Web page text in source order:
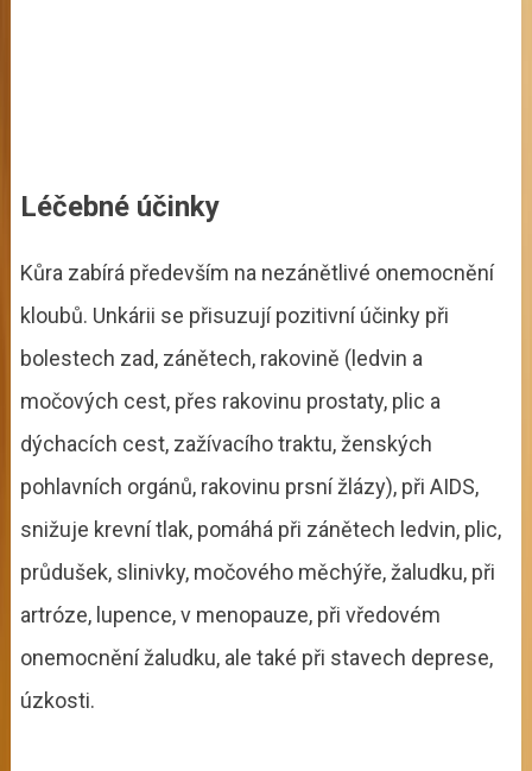
Léčebné účinky
Kůra zabírá především na nezánětlivé onemocnění
kloubů. Unkárii se přisuzují pozitivní účinky při
bolestech zad, zánětech, rakovině (ledvin a
močových cest, přes rakovinu prostaty, plic a
dýchacích cest, zažívacího traktu, ženských
pohlavních orgánů, rakovinu prsní žlázy), při AIDS,
snižuje krevní tlak, pomáhá při zánětech ledvin, plic,
průdušek, slinivky, močového měchýře, žaludku, při
artróze, lupence, v menopauze, při vředovém
onemocnění žaludku, ale také při stavech deprese,
úzkosti.